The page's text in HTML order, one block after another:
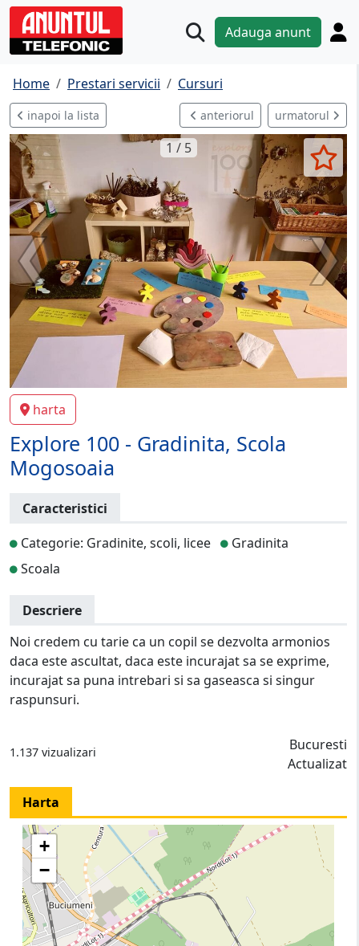
Adauga anunt
Home Prestari servicii Cursuri
inapoi la lista anteriorul urmatorul
1 / 5
harta
Explore 100 - Gradinita, Scola
Mogosoaia
Caracteristici
Categorie: Gradinite, scoli, licee
Gradinita
Scoala
Descriere
Noi credem cu tarie ca un copil se dezvolta armonios
daca este ascultat, daca este incurajat sa se exprime,
incurajat sa puna intrebari si sa gaseasca si singur
raspunsuri.
1.137 vizualizari
Bucuresti
Actualizat
Harta
+
−